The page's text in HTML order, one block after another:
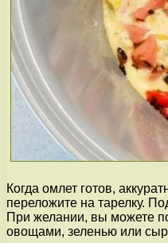
Когда омлет готов,
переложите на тарелку.
При желании, вы можете
овощами, зеленью или